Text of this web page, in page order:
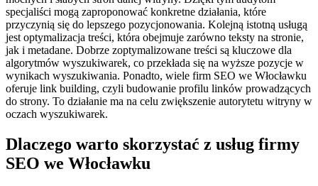
specjaliści mogą zaproponować konkretne działania, które
przyczynią się do lepszego pozycjonowania. Kolejną istotną usługą
jest optymalizacja treści, która obejmuje zarówno teksty na stronie,
jak i metadane. Dobrze zoptymalizowane treści są kluczowe dla
algorytmów wyszukiwarek, co przekłada się na wyższe pozycje w
wynikach wyszukiwania. Ponadto, wiele firm SEO we Włocławku
oferuje link building, czyli budowanie profilu linków prowadzących
do strony. To działanie ma na celu zwiększenie autorytetu witryny w
oczach wyszukiwarek.
Dlaczego warto skorzystać z usług firmy
SEO we Włocławku